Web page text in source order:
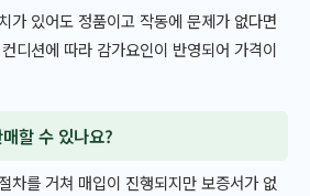
가 있어도 정품이고 작동에 문제가 없다면
디션에 따라 감가요인이 반영되어 가격이
할 수 있나요?
차를 거쳐 매입이 진행되지만 보증서가 없